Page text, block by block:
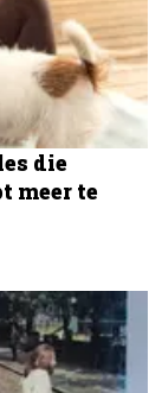
die
meer te